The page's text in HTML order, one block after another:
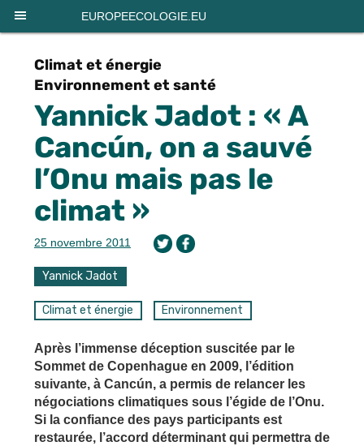
EUROPEECOLOGIE.EU
Climat et énergie
Environnement et santé
Yannick Jadot : « A
Cancún, on a sauvé
l’Onu mais pas le
climat »
25 novembre 2011
Yannick Jadot
Climat et énergie Environnement
Après l’immense déception suscitée par le
Sommet de Copenhague en 2009, l’édition
suivante, à Cancún, a permis de relancer les
négociations climatiques sous l’égide de l’Onu.
Si la confiance des pays participants est
restaurée, l’accord déterminant qui permettra de